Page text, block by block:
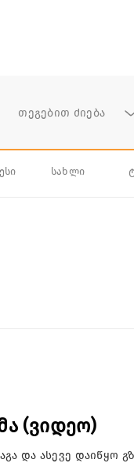
თეგებით ძიება
სახლი
(ვიდეო)
და ასევე დაიწყო